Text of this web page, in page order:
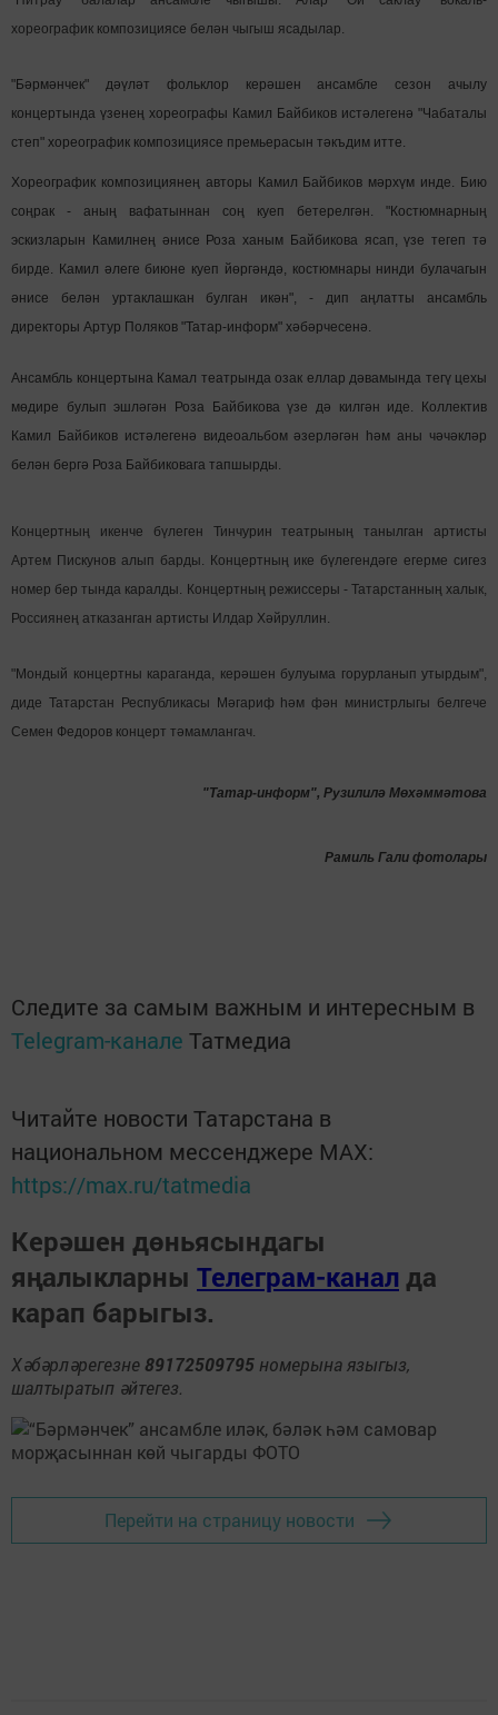
хореографик композициясе белән чыгыш ясадылар.
"Бәрмәнчек" дәүләт фольклор керәшен ансамбле сезон ачылу
концертында үзенең хореографы Камил Байбиков истәлегенә "Чабаталы
степ" хореографик композициясе премьерасын тәкъдим итте.
Хореографик композициянең авторы Камил Байбиков мәрхүм инде. Бию
соңрак - аның вафатыннан соң куеп бетерелгән. "Костюмнарның
эскизларын Камилнең әнисе Роза ханым Байбикова ясап, үзе тегеп тә
бирде. Камил әлеге биюне куеп йөргәндә, костюмнары нинди булачагын
әнисе белән уртаклашкан булган икән", - дип аңлатты ансамбль
директоры Артур Поляков "Татар-информ" хәбәрчесенә.
Ансамбль концертына Камал театрында озак еллар дәвамында тегү цехы
мөдире булып эшләгән Роза Байбикова үзе дә килгән иде. Коллектив
Камил Байбиков истәлегенә видеоальбом әзерләгән һәм аны чәчәкләр
белән бергә Роза Байбиковага тапшырды.
Концертның икенче бүлеген Тинчурин театрының танылган артисты
Артем Пискунов алып барды. Концертның ике бүлегендәге егерме сигез
номер бер тында каралды. Концертның режиссеры - Татарстанның халык,
Россиянең атказанган артисты Илдар Хәйруллин.
"Мондый концертны караганда, керәшен булуыма горурланып утырдым",
диде Татарстан Республикасы Мәгариф һәм фән министрлыгы белгече
Семен Федоров концерт тәмамлангач.
"Татар-информ", Рузилилә Мөхәммәтова
Рамиль Гали фотолары
Следите за самым важным и интересным в
Telegram-канале Татмедиа
Читайте новости Татарстана в
национальном мессенджере MАХ:
https://max.ru/tatmedia
Керәшен дөньясындагы
яңалыкларны Телеграм-канал да
карап барыгыз.
Хәбәрләрегезне 89172509795 номерына языгыз,
шалтыратып әйтегез.
Перейти на страницу новости